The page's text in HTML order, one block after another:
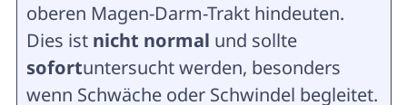
oberen Magen-Darm-Trakt hindeuten.
Dies ist nicht normal und sollte
sofortuntersucht werden, besonders
wenn Schwäche oder Schwindel begleitet.